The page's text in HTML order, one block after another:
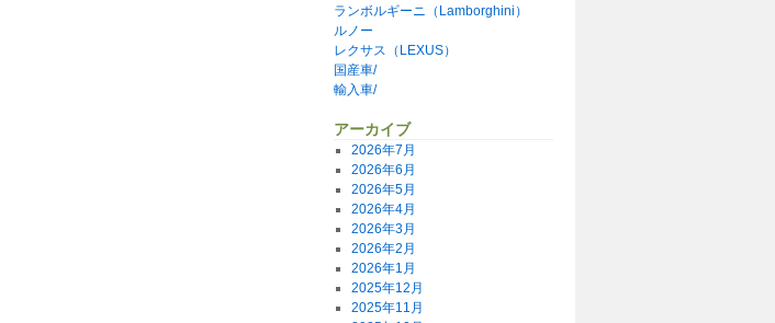
ランボルギーニ（Lamborghini）
ルノー
レクサス（LEXUS）
国産車/
輸入車/
アーカイブ
2026年7月
2026年6月
2026年5月
2026年4月
2026年3月
2026年2月
2026年1月
2025年12月
2025年11月